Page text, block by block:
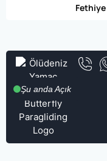
Fethiye
Şu anda Açık